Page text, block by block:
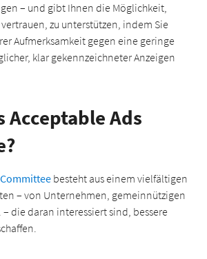
– und gibt Ihnen die Möglichkeit,
zu unterstützen, indem Sie
Aufmerksamkeit gegen eine geringe
klar gekennzeichneter Anzeigen
Acceptable Ads
besteht aus einem vielfältigen
– von Unternehmen, gemeinnützigen
die daran interessiert sind, bessere